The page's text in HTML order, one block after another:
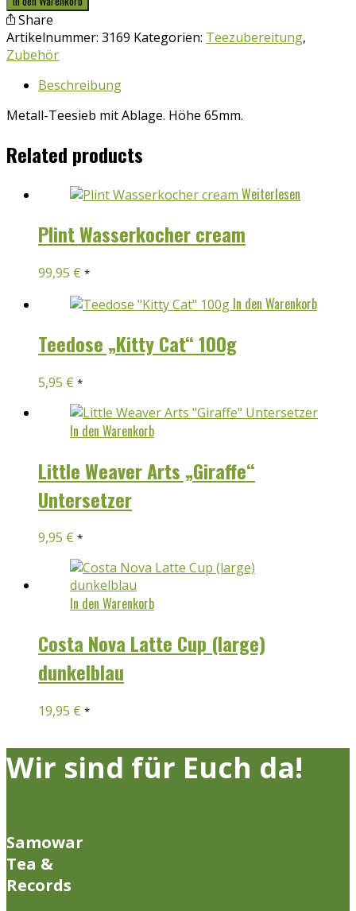
Share
Artikelnummer: 3169 Kategorien: Teezubereitung,
Zubehör
Beschreibung
Metall-Teesieb mit Ablage. Höhe 65mm.
Related products
Weiterlesen
Plint Wasserkocher cream
99,95 € *
In den Warenkorb
Teedose „Kitty Cat“ 100g
5,95 € *
In den Warenkorb
Little Weaver Arts „Giraffe“
Untersetzer
9,95 € *
In den Warenkorb
Costa Nova Latte Cup (large)
dunkelblau
19,95 € *
Wir sind für Euch da!
Samowar
Tea &
Records